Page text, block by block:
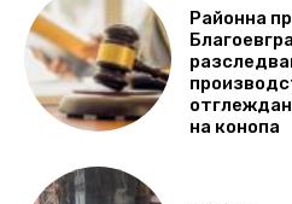
Районна
на конопа